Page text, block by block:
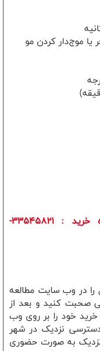
موج‌دار کردن مو
خرید
: 33545821-
را در وب سایت مطالعه
صحبت کنید و بعد از
خود را بر روی وب
نزدیک در شهر
نزدیک به صورت حضوری